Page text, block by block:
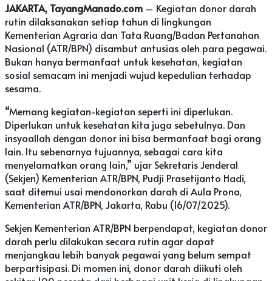
JAKARTA, TayangManado.com – Kegiatan donor darah
rutin dilaksanakan setiap tahun di lingkungan
Kementerian Agraria dan Tata Ruang/Badan Pertanahan
Nasional (ATR/BPN) disambut antusias oleh para pegawai.
Bukan hanya bermanfaat untuk kesehatan, kegiatan
sosial semacam ini menjadi wujud kepedulian terhadap
sesama.
“Memang kegiatan-kegiatan seperti ini diperlukan.
Diperlukan untuk kesehatan kita juga sebetulnya. Dan
insyaallah dengan donor ini bisa bermanfaat bagi orang
lain. Itu sebenarnya tujuannya, sebagai cara kita
menyelamatkan orang lain,” ujar Sekretaris Jenderal
(Sekjen) Kementerian ATR/BPN, Pudji Prasetijanto Hadi,
saat ditemui usai mendonorkan darah di Aula Prona,
Kementerian ATR/BPN, Jakarta, Rabu (16/07/2025).
Sekjen Kementerian ATR/BPN berpendapat, kegiatan donor
darah perlu dilakukan secara rutin agar dapat
menjangkau lebih banyak pegawai yang belum sempat
berpartisipasi. Di momen ini, donor darah diikuti oleh